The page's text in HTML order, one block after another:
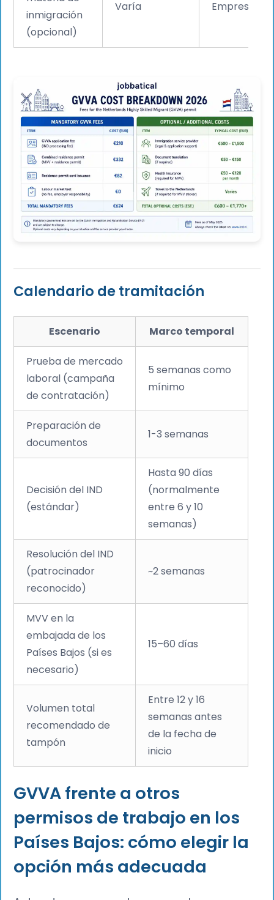
inmigración
(opcional)
Varía Empresario
Calendario de tramitación
Escenario Marco temporal
Prueba de mercado
laboral (campaña
de contratación)
5 semanas como
mínimo
Preparación de
documentos
1-3 semanas
Decisión del IND
(estándar)
Hasta 90 días
(normalmente
entre 6 y 10
semanas)
Resolución del IND
(patrocinador
reconocido)
~2 semanas
MVV en la
embajada de los
Países Bajos (si es
necesario)
15–60 días
Volumen total
recomendado de
tampón
Entre 12 y 16
semanas antes
de la fecha de
inicio
GVVA frente a otros
permisos de trabajo en los
Países Bajos: cómo elegir la
opción más adecuada